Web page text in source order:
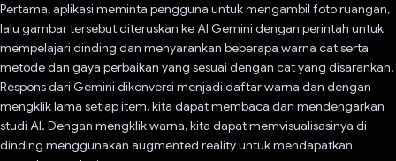
Pertama, aplikasi meminta pengguna untuk mengambil foto ruangan,
lalu gambar tersebut diteruskan ke AI Gemini dengan perintah untuk
mempelajari dinding dan menyarankan beberapa warna cat serta
metode dan gaya perbaikan yang sesuai dengan cat yang disarankan.
Respons dari Gemini dikonversi menjadi daftar warna dan dengan
mengklik lama setiap item, kita dapat membaca dan mendengarkan
studi AI. Dengan mengklik warna, kita dapat memvisualisasinya di
dinding menggunakan augmented reality untuk mendapatkan